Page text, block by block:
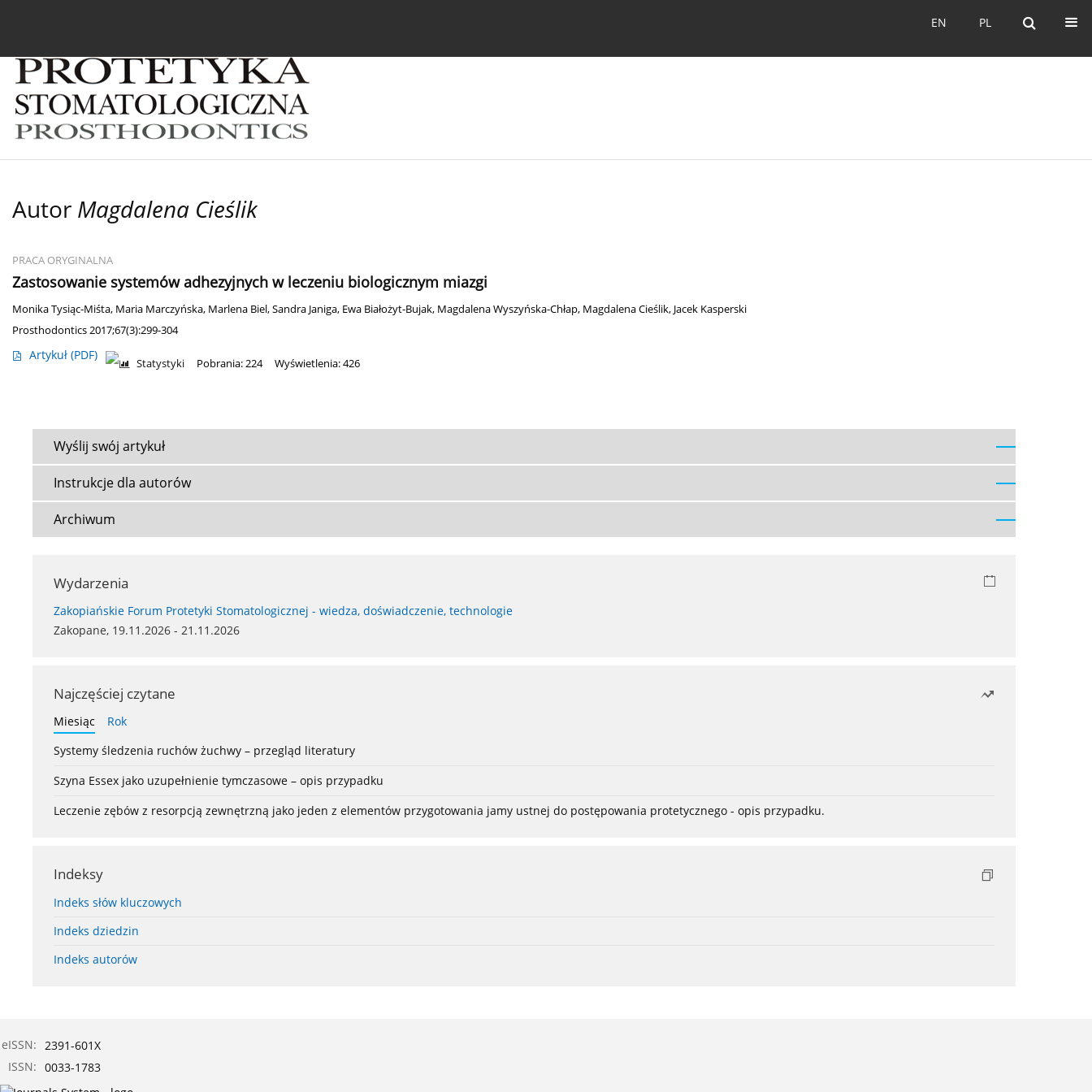
PL
EN PL
EN
Autor Magdalena Cieślik
PRACA ORYGINALNA
Zastosowanie systemów adhezyjnych w leczeniu biologicznym miazgi
Monika Tysiąc-Miśta, Maria Marczyńska, Marlena Biel,Sandra Janiga, Ewa Białożyt-Bujak, Magdalena Wyszyńska-Chłap, Magdalena Cieślik, Jacek Kasperski
Prosthodontics 2017;67(3):299-304
Artykuł (PDF)
Statystyki Pobrania: 224 Wyświetlenia: 426
Wyślij swój artykuł
Instrukcje dla autorów
Archiwum
Wydarzenia
Zakopiańskie Forum Protetyki Stomatologicznej - wiedza, doświadczenie, technologie
Zakopane, 19.11.2026 - 21.11.2026
Najczęściej czytane
Miesiąc
Rok
Systemy śledzenia ruchów żuchwy – przegląd literatury
Szyna Essex jako uzupełnienie tymczasowe – opis przypadku
Leczenie zębów z resorpcją zewnętrzną jako jeden z elementów przygotowania jamy ustnej do postępowania protetycznego - opis przypadku.
Indeksy
Indeks słów kluczowych
Indeks dziedzin
Indeks autorów
eISSN: 2391-601X
ISSN: 0033-1783